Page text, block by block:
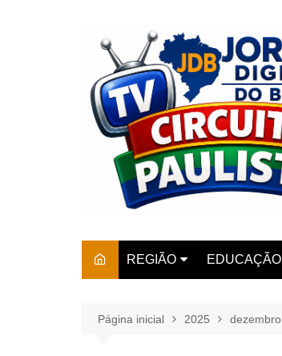
REGIÃO EDUCAÇÃO
Página inicial 2025 dezembro